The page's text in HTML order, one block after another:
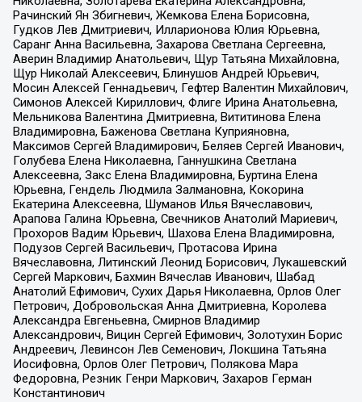
Рачинский Ян Збигневич, Жемкова Елена Борисовна,
Гудков Лев Дмитриевич, Илларионова Юлия Юрьевна,
Саранг Анна Васильевна, Захарова Светлана Сергеевна,
Аверин Владимир Анатольевич, Щур Татьяна Михайловна,
Щур Николай Алексеевич, Блинушов Андрей Юрьевич,
Мосин Алексей Геннадьевич, Гефтер Валентин Михайлович,
Симонов Алексей Кириллович, Флиге Ирина Анатольевна,
Мельникова Валентина Дмитриевна, Вититинова Елена
Владимировна, Баженова Светлана Куприяновна,
Максимов Сергей Владимирович, Беляев Сергей Иванович,
Голубева Елена Николаевна, Ганнушкина Светлана
Алексеевна, Закс Елена Владимировна, Буртина Елена
Юрьевна, Гендель Людмила Залмановна, Кокорина
Екатерина Алексеевна, Шуманов Илья Вячеславович,
Арапова Галина Юрьевна, Свечников Анатолий Мариевич,
Прохоров Вадим Юрьевич, Шахова Елена Владимировна,
Подузов Сергей Васильевич, Протасова Ирина
Вячеславовна, Литинский Леонид Борисович, Лукашевский
Сергей Маркович, Бахмин Вячеслав Иванович, Шабад
Анатолий Ефимович, Сухих Дарья Николаевна, Орлов Олег
Петрович, Добровольская Анна Дмитриевна, Королева
Александра Евгеньевна, Смирнов Владимир
Александрович, Вицин Сергей Ефимович, Золотухин Борис
Андреевич, Левинсон Лев Семенович, Локшина Татьяна
Иосифовна, Орлов Олег Петрович, Полякова Мара
Федоровна, Резник Генри Маркович, Захаров Герман
Константинович